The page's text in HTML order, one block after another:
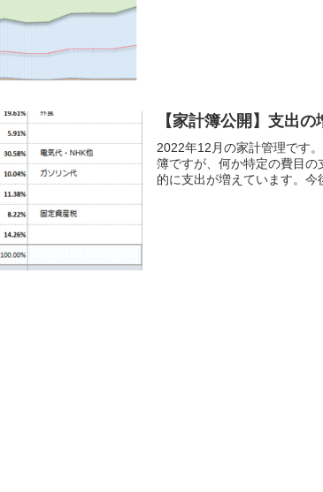
【家計簿公開】支出
2022年12月の家計管理です
簿ですが、何か特定の費目
的に支出が増えています。今